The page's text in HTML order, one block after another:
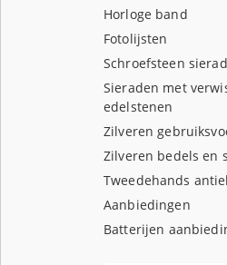
Horloge band
Fotolijsten
Schroefsteen
Sieraden met
edelstenen
Zilveren
Zilveren bedels en
Tweedehands
Aanbiedingen
Batterijen